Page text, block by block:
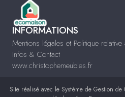
INFORMATIONS
Mentions légales et Politique
Infos & Contact
www.christophemeubles.fr
Site réalisé avec le Système de Gestion de